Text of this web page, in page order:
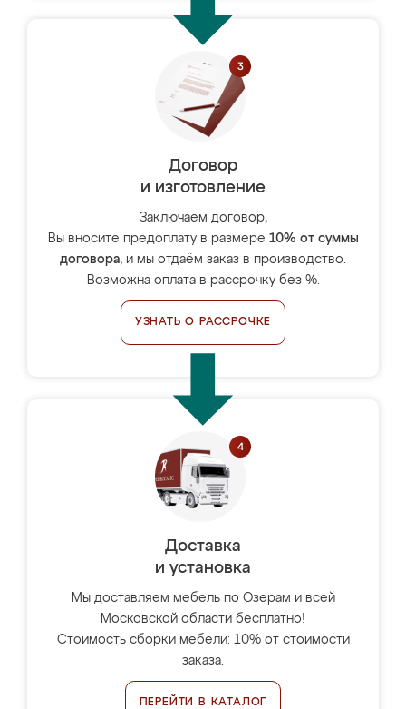
Договор
и изготовление
Заключаем договор,
Вы вносите предоплату в размере 10% от суммы
договора, и мы отдаём заказ в производство.
Возможна оплата в рассрочку без %.
УЗНАТЬ О РАССРОЧКЕ
Доставка
и установка
Мы доставляем мебель по Озерам и всей
Московской области бесплатно!
Стоимость сборки мебели: 10% от стоимости
заказа.
ПЕРЕЙТИ В КАТАЛОГ